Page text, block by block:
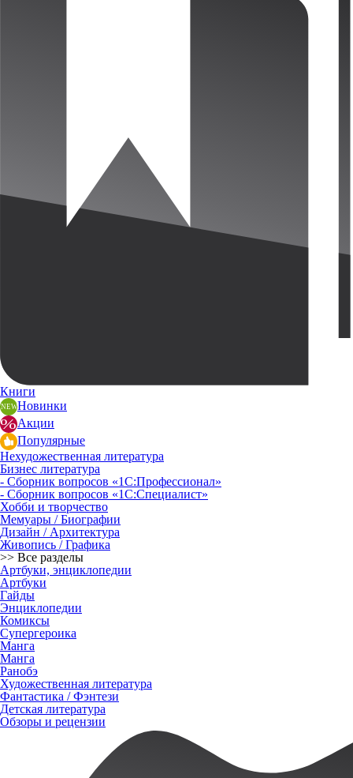
Книги
Новинки
Акции
Популярные
Нехудожественная литература
Бизнес литература
- Сборник вопросов «1С:Профессионал»
- Сборник вопросов «1С:Специалист»
Хобби и творчество
Мемуары / Биографии
Дизайн / Архитектура
Живопись / Графика
>> Все разделы
Артбуки, энциклопедии
Артбуки
Гайды
Энциклопедии
Комиксы
Супергероика
Манга
Манга
Ранобэ
Художественная литература
Фантастика / Фэнтези
Детская литература
Обзоры и рецензии